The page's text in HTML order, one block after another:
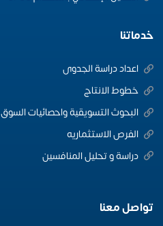
خدماتنا
اعداد دراسة الجدوى
خطوط الانتاج
البحوث التسويقية واحصائيات السوق
الفرص الاستثماريه
دراسة و تحليل المنافسين
تواصل معنا